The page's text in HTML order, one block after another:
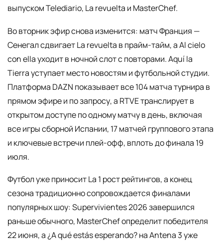
выпуском Telediario, La revuelta и MasterChef.
Во вторник эфир снова изменится: матч Франция —
Сенегал сдвигает La revuelta в прайм-тайм, а Al cielo
con ella уходит в ночной слот с повторами. Aquí la
Tierra уступает место новостям и футбольной студии.
Платформа DAZN показывает все 104 матча турнира в
прямом эфире и по запросу, а RTVE транслирует в
открытом доступе по одному матчу в день, включая
все игры сборной Испании, 17 матчей группового этапа
и ключевые встречи плей-офф, вплоть до финала 19
июля.
Футбол уже приносит La 1 рост рейтингов, а конец
сезона традиционно сопровождается финалами
популярных шоу: Supervivientes 2026 завершился
раньше обычного, MasterChef определит победителя
22 июня, а ¿A qué estás esperando? на Antena 3 уже